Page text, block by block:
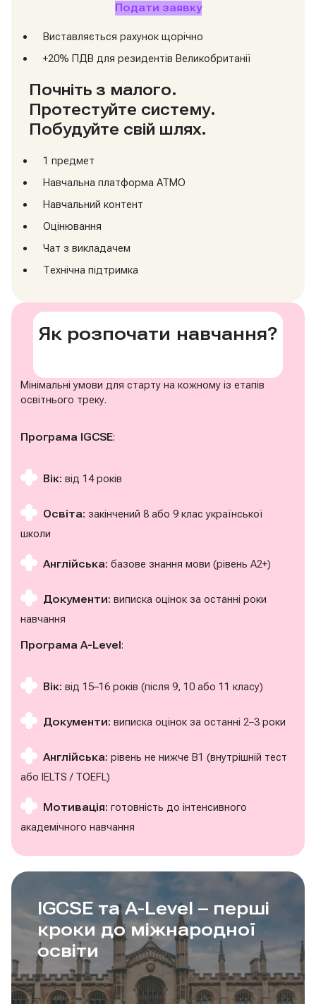
Подати заявку
Виставляється рахунок щорічно
+20% ПДВ для резидентів Великобританії
Почніть з малого.
Протестуйте систему.
Побудуйте свій шлях.
1 предмет
Навчальна платформа ATMO
Навчальний контент
Оцінювання
Чат з викладачем
Технічна підтримка
Як розпочати навчання?
Мінімальні умови для старту на кожному із етапів
освітнього треку.
Програма IGCSE:
Вік: від 14 років
Освіта: закінчений 8 або 9 клас української
школи
Англійська: базове знання мови (рівень A2+)
Документи: виписка оцінок за останні роки
навчання
Програма A-Level:
Вік: від 15–16 років (після 9, 10 або 11 класу)
Документи: виписка оцінок за останні 2–3 роки
Англійська: рівень не нижче B1 (внутрішній тест
або IELTS / TOEFL)
Мотивація: готовність до інтенсивного
академічного навчання
IGCSE та A-Level – перші
кроки до міжнародної
освіти